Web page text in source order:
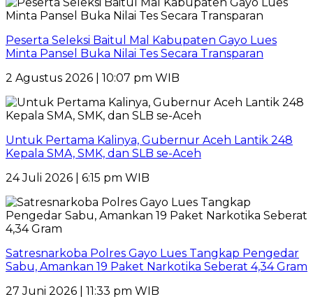
Peserta Seleksi Baitul Mal Kabupaten Gayo Lues
Minta Pansel Buka Nilai Tes Secara Transparan
2 Agustus 2026 | 10:07 pm WIB
Untuk Pertama Kalinya, Gubernur Aceh Lantik 248
Kepala SMA, SMK, dan SLB se-Aceh
24 Juli 2026 | 6:15 pm WIB
Satresnarkoba Polres Gayo Lues Tangkap Pengedar
Sabu, Amankan 19 Paket Narkotika Seberat 4,34 Gram
27 Juni 2026 | 11:33 pm WIB